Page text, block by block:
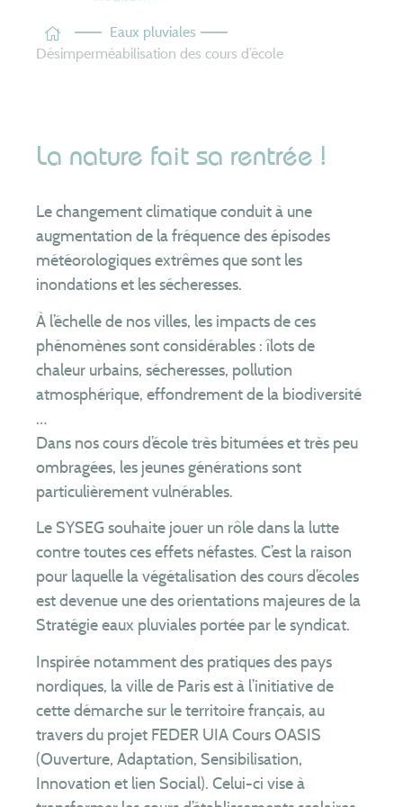
Assainissementnon collectif
Je réhabilite
J’entretiens mon installation
Je vidange ma piscine
Patrimoine
Compétences
Partenaires
Téléchargements
Formulaire de contrôle en cas de vente
Formulaires de branchement
Assainissement collectif
Assainissement non collectif
Rejets non domestiques (entreprises)
Comités syndicaux
RPQS
Rapports d’activité
Organisation du service
FAQ
Eaux pluviales
Désimperméabilisation des cours d’école
La nature fait sa rentrée !
Le changement climatique conduit à une
augmentation de la fréquence des épisodes
météorologiques extrêmes que sont les
inondations et les sécheresses.
À l’échelle de nos villes, les impacts de ces
phénomènes sont considérables : îlots de
chaleur urbains, sécheresses, pollution
atmosphérique, effondrement de la biodiversité
…
Dans nos cours d’école très bitumées et très peu
ombragées, les jeunes générations sont
particulièrement vulnérables.
Le SYSEG souhaite jouer un rôle dans la lutte
contre toutes ces effets néfastes. C’est la raison
pour laquelle la végétalisation des cours d’écoles
est devenue une des orientations majeures de la
Stratégie eaux pluviales portée par le syndicat.
Inspirée notamment des pratiques des pays
nordiques, la ville de Paris est à l’initiative de
cette démarche sur le territoire français, au
travers du projet FEDER UIA Cours OASIS
(Ouverture, Adaptation, Sensibilisation,
Innovation et lien Social). Celui-ci vise à